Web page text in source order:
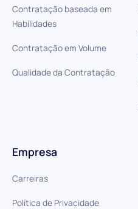
Contratação baseada em
Habilidades
Contratação em Volume
Qualidade da Contratação
Empresa
Carreiras
Política de Privacidade